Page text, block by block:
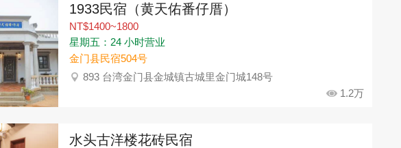
1933民宿（黄天佑番仔厝）
NT$1400~1800
星期五：24 小时营业
金门县民宿504号
893 台湾金门县金城镇古城里金门城148号
1.2万
水头古洋楼花砖民宿